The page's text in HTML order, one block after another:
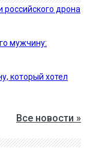
дрона
мужчину:
который хотел
Все новости »